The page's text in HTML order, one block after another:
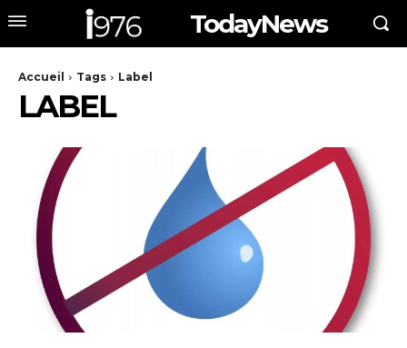
TodayNews
Accueil Tags Label
LABEL